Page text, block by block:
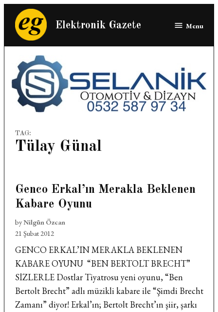
Skip
content
Elektronik Gazete Menu
TAG:
Tülay Günal
Genco Erkal’ın Merakla Beklenen
Kabare Oyunu
byNilgün Özcan
21 Şubat 2012
GENCO ERKAL’IN MERAKLA BEKLENEN
KABARE OYUNU “BEN BERTOLT BRECHT”
SİZLERLE Dostlar Tiyatrosu yeni oyunu, “Ben
Bertolt Brecht” adlı müzikli kabare ile “Şimdi Brecht
Zamanı” diyor! Erkal’ın; Bertolt Brecht’ın şiir, şarkı